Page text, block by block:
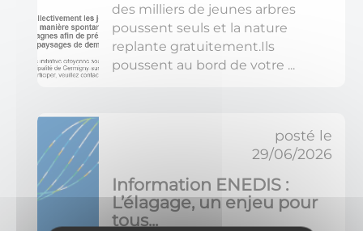
a
f
f
h
e
s
des milliers de jeunes arbres
poussent seuls et la nature
replante gratuitement.Ils
poussent au bord de votre ...
posté le
29/06/2026
Information ENEDIS :
L’élagage, un enjeu pour
tous...